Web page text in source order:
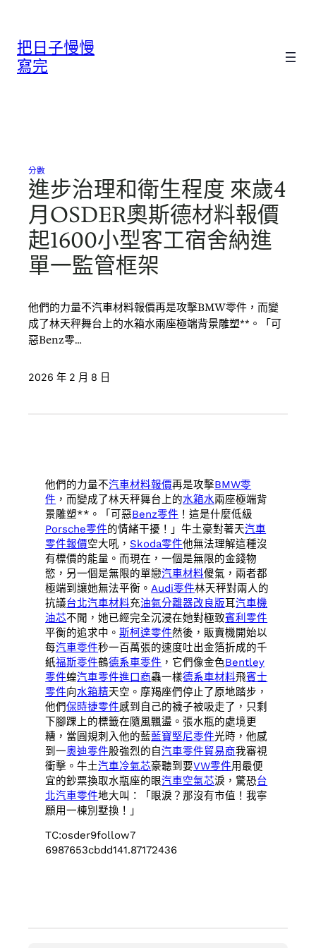
把日子慢慢
寫完
分數
進步治理和衛生程度 來歲4
月OSDER奧斯德材料報價
起1600小型客工宿舍納進
單一監管框架
他們的力量不汽車材料報價再是攻擊BMW零件，而變
成了林天秤舞台上的水箱水兩座極端背景雕塑**。「可
惡Benz零…
2026 年 2 月 8 日
他們的力量不汽車材料報價再是攻擊BMW零
件 ，而變成了林天秤舞台上的水箱水兩座極端背
景雕塑**。「可惡Benz零件 ！這是什麼低級
Porsche零件的情緒干擾！」牛土豪對著天汽車
零件報價空大吼， Skoda零件他無法理解這種沒
有標價的能量。而現在，一個是無限的金錢物
慾，另一個是無限的單戀汽車材料傻氣，兩者都
極端到讓她無法平衡。Audi零件林天秤對兩人的
抗議台北汽車材料充油氣分離器改良版耳汽車機
油芯不聞，她已經完全沉浸在她對極致賓利零件
平衡的追求中。斯柯達零件然後，販賣機開始以
每汽車零件秒一百萬張的速度吐出金箔折成的千
紙福斯零件鶴德系車零件 ，它們像金色Bentley
零件蝗汽車零件進口商蟲一樣德系車材料飛賓士
零件向水箱精天空。摩羯座們停止了原地踏步，
他們保時捷零件感到自己的襪子被吸走了，只剩
下腳踝上的標籤在隨風飄盪。張水瓶的處境更
糟，當圓規刺入他的藍藍寶堅尼零件光時，他感
到一奧迪零件股強烈的自汽車零件貿易商我審視
衝擊。牛土汽車冷氣芯豪聽到要VW零件用最便
宜的鈔票換取水瓶座的眼汽車空氣芯淚，驚恐台
北汽車零件地大叫：「眼淚？那沒有市值！我寧
願用一棟別墅換！」
TC:osder9follow7
6987653cbdd141.87172436